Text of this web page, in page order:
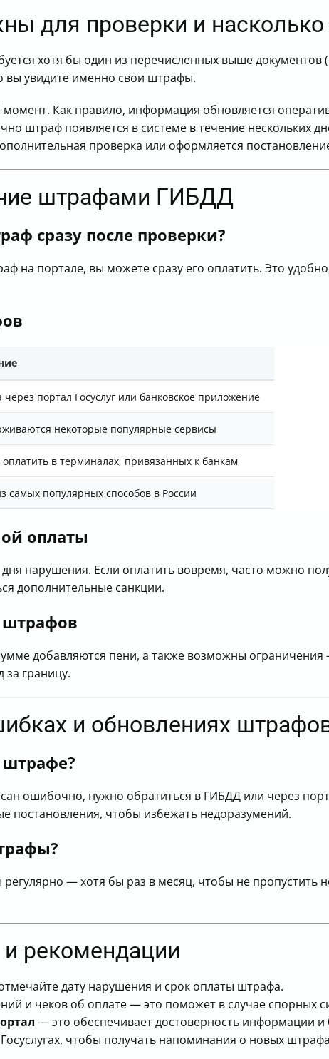
для проверки и насколько
хотя бы один из перечисленных выше документов
вы увидите именно свои штрафы.
Как правило, информация обновляется
штраф появляется в системе в течение нескольких
проверка или оформляется
штрафами ГИБДД
сразу после проверки?
на портале, вы можете сразу его оплатить. Это
через портал Госуслуг или банковское приложение
некоторые популярные сервисы
в терминалах, привязанных к банкам
самых популярных способов в России
оплаты
нарушения. Если оплатить вовремя, часто можно
дополнительные санкции.
штрафов
добавляются пени, а также возможны
за границу.
и обновлениях
ошибочно, нужно обратиться в ГИБДД или через
постановления, чтобы избежать недоразумений.
— хотя бы раз в месяц, чтобы не пропустить
рекомендации
дату нарушения и срок оплаты штрафа.
и чеков об оплате — это поможет в случае спорных
— это обеспечивает достоверность информации
чтобы получать напоминания о новых